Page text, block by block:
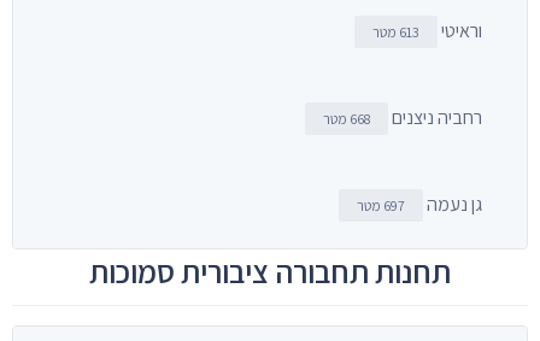
וראיטי 613 מטר
רחביה ניצנים 668 מטר
גן נעמה 697 מטר
תחנות תחבורה ציבורית סמוכות